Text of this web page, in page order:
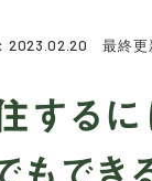
2023.02.20 最終更
する
もでき